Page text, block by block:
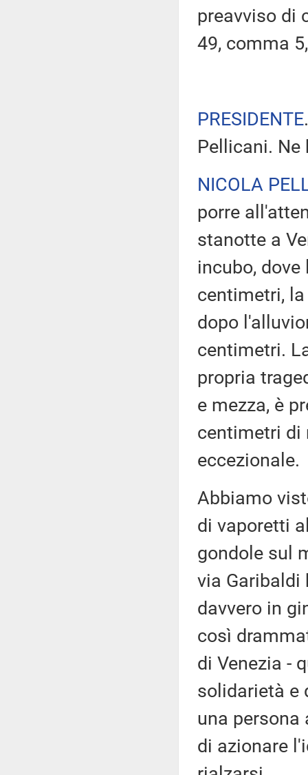
preavviso di
49, comma
PRESIDENTE
Pellicani.
NICOLA
porre
stanotte a
incubo,
centimetri,
dopo
centimetri.
propria
e mezza, è
centimetri di
eccezionale.
Abbiamo
di vaporetti
gondole sul
via Garibaldi
davvero in
così
di Venezia -
solidarietà e
una persona
di azionare